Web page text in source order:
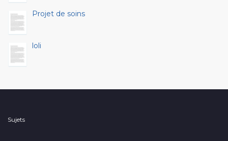
Projet de soins
loli
Sujets